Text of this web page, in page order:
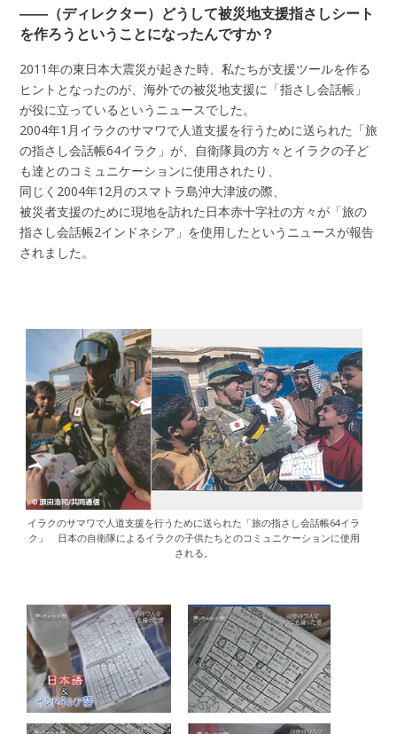
――（ディレクター）どうして被災地支援指さしシート
を作ろうということになったんですか？
2011年の東日本大震災が起きた時、私たちが支援ツールを作る
ヒントとなったのが、海外での被災地支援に「指さし会話帳」
が役に立っているというニュースでした。
2004年1月イラクのサマワで人道支援を行うために送られた「旅
の指さし会話帳64イラク」が、自衛隊員の方々とイラクの子ど
も達とのコミュニケーションに使用されたり、
同じく2004年12月のスマトラ島沖大津波の際、
被災者支援のために現地を訪れた日本赤十字社の方々が「旅の
指さし会話帳2インドネシア」を使用したというニュースが報告
されました。
イラクのサマワで人道支援を行うために送られた「旅の指さし会話帳64イラ
ク」 日本の自衛隊によるイラクの子供たちとのコミュニケーションに使用
される。